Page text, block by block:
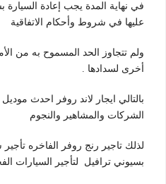
​في نهاية المدة يجب إعادة
عليها في شروط وأحكام الاتفاقية
ولم تتجاوز الحد المسموح به من
أخرى لسدادها .
بالتالي ايجار لاند روفر احدث
الشركات والمشاهير والنجوم
لذلك تاجير رنج روفر الفاخره
بسيوني ترافيل لتأجير السيارات